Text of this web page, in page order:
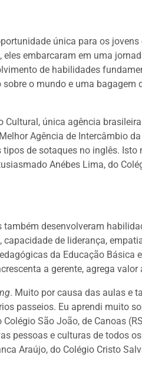
única para os jovens
embarcaram em uma
de habilidades
o mundo e uma bagagem
única agência
Agência de Intercâmbio
de sotaques no inglês.
Anébes Lima, do
desenvolveram
de liderança,
da Educação Básica
a gerente, agrega valor
. Muito por causa das aulas e
passeios. Eu aprendi muito
São João, de Canoas
pessoas e culturas de todos
Araújo, do Colégio Cristo